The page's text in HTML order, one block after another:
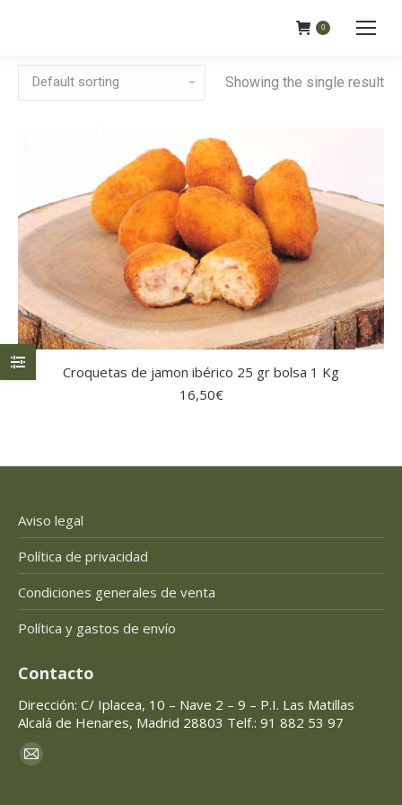
0
Showing the single result
Croquetas de jamon ibérico 25 gr bolsa 1 Kg
16,50€
Aviso legal
Política de privacidad
Condiciones generales de venta
Política y gastos de envío
Contacto
Dirección: C/ Iplacea, 10 – Nave 2 – 9 – P.I. Las Matillas
Alcalá de Henares, Madrid 28803 Telf.: 91 882 53 97
Encuéntranos en:
Mail